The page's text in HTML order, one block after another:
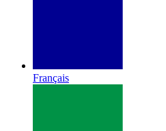
Français